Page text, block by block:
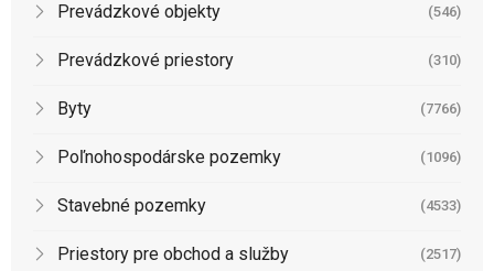
Prevádzkové objekty (546)
Prevádzkové priestory (310)
Byty (7766)
Poľnohospodárske pozemky (1096)
Stavebné pozemky (4533)
Priestory pre obchod a služby (2517)